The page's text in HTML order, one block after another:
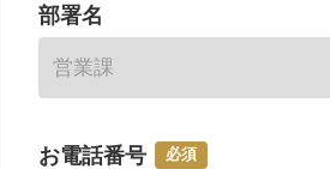
部署名
お電話番号 必須